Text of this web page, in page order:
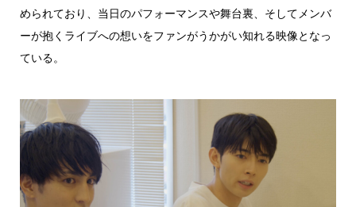
められており、当日のパフォーマンスや舞台裏、そしてメンバ
ーが抱くライブへの想いをファンがうかがい知れる映像となっ
ている。